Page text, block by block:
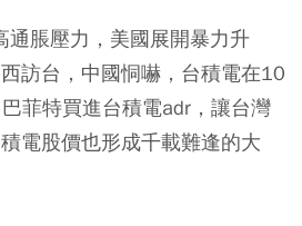
脹壓力，美國展開暴力升
訪台，中國恫嚇，台積電在10
菲特買進台積電adr，讓台灣
電股價也形成千載難逢的大